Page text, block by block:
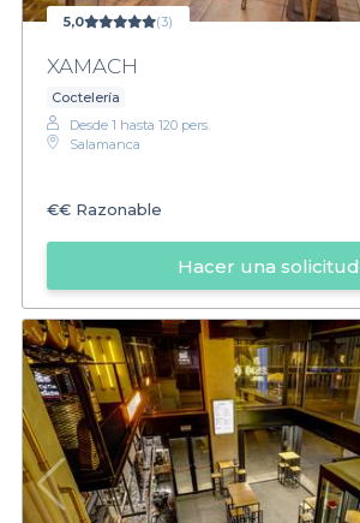
5,0 (3)
XAMACH
Coctelería
Desde 1 hasta 120 pers.
Salamanca
€€ Razonable
Hacer una solicitud